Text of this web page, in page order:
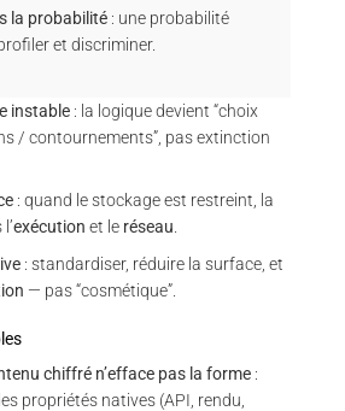
la probabilité : une probabilité
et discriminer.
instable : la logique devient “choix
/ contournements”, pas extinction
: quand le stockage est restreint, la
exécution et le réseau.
: standardiser, réduire la surface, et
— pas “cosmétique”.
chiffré n’efface pas la forme :
propriétés natives (API, rendu,